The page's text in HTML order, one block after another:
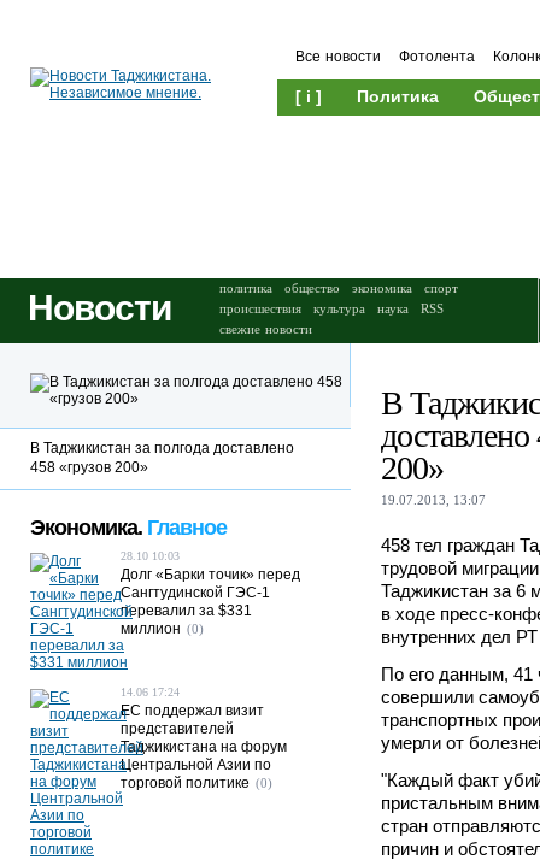
Все новости Фотолента
[ i ] Политика
Новости политика общество экономика
спорт
происшествия
культура наука
RSS
свежие новости
В
200»
19.07.2013, 13:07
458 тел граждан
трудовой
Таджикистан за 6
в ходе пресс-
внутренних дел
По его данным, 41
совершили
транспортных
умерли от
"Каждый факт
пристальным
стран
причин и
В Таджикистан за полгода доставлено
458 «грузов 200»
Экономика. Главное
28.10 10:03
Долг «Барки точик» перед
Сангтудинской ГЭС-1
перевалил за $331
миллион (0)
14.06 17:24
ЕС поддержал визит
представителей
Таджикистана на форум
Центральной Азии по
торговой политике (0)